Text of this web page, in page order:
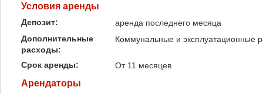
Условия аренды
Депозит:
аренда последнего месяца
Дополнительные
расходы:
Коммунальные и эксплуатационные
Срок аренды: От 11 месяцев
Арендаторы